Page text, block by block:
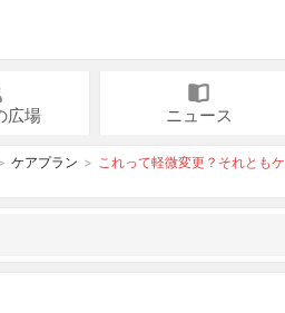
広場 ニュース
ケアプラン
これって軽微変更？それともケ